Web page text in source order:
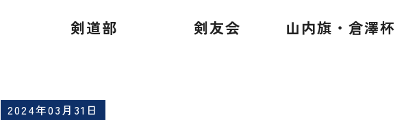
剣道部 剣友会 山内旗・倉澤杯
2024年03月31日